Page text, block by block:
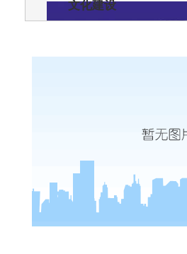
文化建设